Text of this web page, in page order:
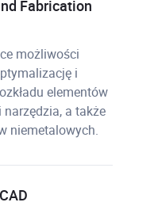
Fabrication
możliwości
i
elementów
a także
niemetalowych.